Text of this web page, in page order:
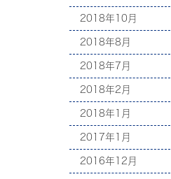
2018年10月
2018年8月
2018年7月
2018年2月
2018年1月
2017年1月
2016年12月